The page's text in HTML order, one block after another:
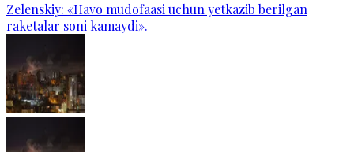
Zelenskiy: «Havo mudofaasi uchun yetkazib berilgan
raketalar soni kamaydi».